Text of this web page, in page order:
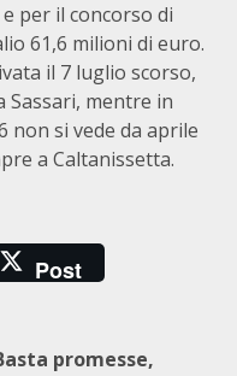
per il concorso di
61,6 milioni di euro.
il 7 luglio scorso,
Sassari, mentre in
non si vede da aprile
a Caltanissetta.
Post
promesse,